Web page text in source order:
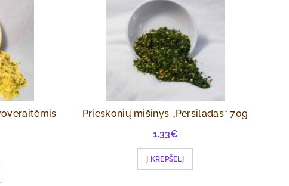
Prieskonių mišinys „Persiladas“ 70g
1.33€
Į KREPŠELĮ